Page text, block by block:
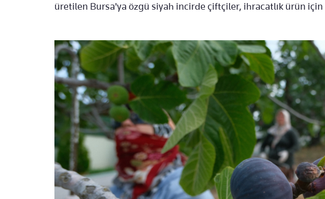
üretilen Bursa'ya özgü siyah incirde çiftçiler, ihracatlık ürün için